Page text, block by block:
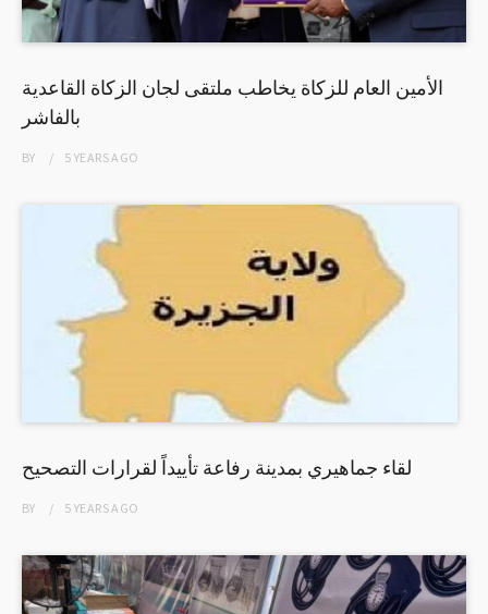
الأمين العام للزكاة يخاطب ملتقى لجان الزكاة القاعدية
بالفاشر
BY 5 YEARSAGO
لقاء جماهيري بمدينة رفاعة تأييداً لقرارات التصحيح
BY 5 YEARSAGO